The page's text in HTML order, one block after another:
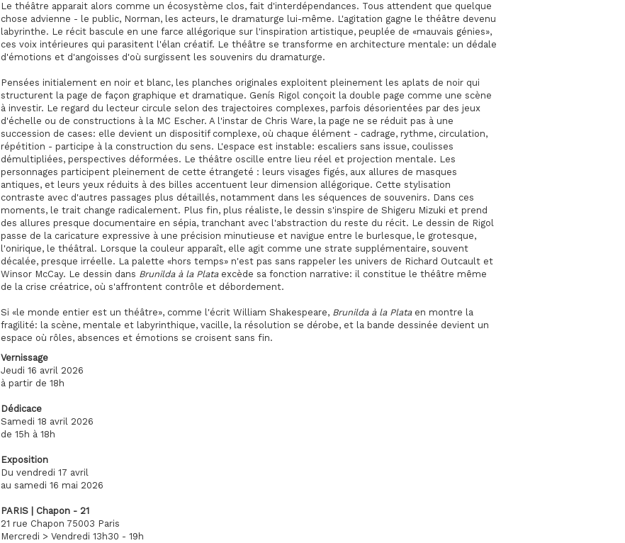
Le théâtre apparait alors comme un écosystème clos, fait d'interdépendances. Tous attendent que quelque
chose advienne - le public, Norman, les acteurs, le dramaturge lui-même. L'agitation gagne le théâtre devenu
labyrinthe. Le récit bascule en une farce allégorique sur l'inspiration artistique, peuplée de «mauvais génies»,
ces voix intérieures qui parasitent l'élan créatif. Le théâtre se transforme en architecture mentale: un dédale
d'émotions et d'angoisses d'où surgissent les souvenirs du dramaturge.
Pensées initialement en noir et blanc, les planches originales exploitent pleinement les aplats de noir qui
structurent la page de façon graphique et dramatique. Genís Rigol conçoit la double page comme une scène
à investir. Le regard du lecteur circule selon des trajectoires complexes, parfois désorientées par des jeux
d'échelle ou de constructions à la MC Escher. A l'instar de Chris Ware, la page ne se réduit pas à une
succession de cases: elle devient un dispositif complexe, où chaque élément - cadrage, rythme, circulation,
répétition - participe à la construction du sens. L'espace est instable: escaliers sans issue, coulisses
démultipliées, perspectives déformées. Le théâtre oscille entre lieu réel et projection mentale. Les
personnages participent pleinement de cette étrangeté : leurs visages figés, aux allures de masques
antiques, et leurs yeux réduits à des billes accentuent leur dimension allégorique. Cette stylisation
contraste avec d'autres passages plus détaillés, notamment dans les séquences de souvenirs. Dans ces
moments, le trait change radicalement. Plus fin, plus réaliste, le dessin s'inspire de Shigeru Mizuki et prend
des allures presque documentaire en sépia, tranchant avec l'abstraction du reste du récit. Le dessin de Rigol
passe de la caricature expressive à une précision minutieuse et navigue entre le burlesque, le grotesque,
l'onirique, le théâtral. Lorsque la couleur apparaît, elle agit comme une strate supplémentaire, souvent
décalée, presque irréelle. La palette «hors temps» n'est pas sans rappeler les univers de Richard Outcault et
Winsor McCay. Le dessin dans Brunilda à la Plataexcède sa fonction narrative: il constitue le théâtre même
de la crise créatrice, où s'affrontent contrôle et débordement.
Si «le monde entier est un théâtre», comme l'écrit William Shakespeare, Brunilda à la Plataen montre la
fragilité: la scène, mentale et labyrinthique, vacille, la résolution se dérobe, et la bande dessinée devient un
espace où rôles, absences et émotions se croisent sans fin.
Vernissage
Jeudi 16 avril 2026
à partir de 18h
Dédicace
Samedi 18 avril 2026
de 15h à 18h
Exposition
Du vendredi 17 avril
au samedi 16 mai 2026
PARIS | Chapon - 21
21 rue Chapon 75003 Paris
Mercredi > Vendredi 13h30 - 19h